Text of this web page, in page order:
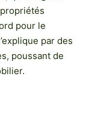
pour le
par des
poussant de